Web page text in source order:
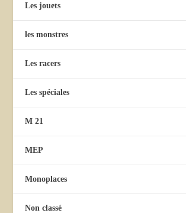
Les jouets
les monstres
Les racers
Les spéciales
M 21
MEP
Monoplaces
Non classé